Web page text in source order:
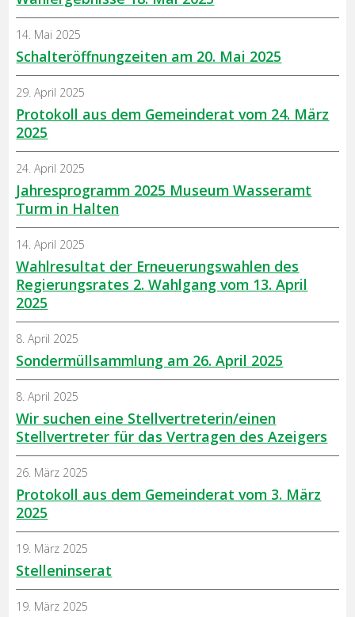
Schalteröffnungzeiten am 20. Mai 2025
14. Mai 2025
Protokoll aus dem Gemeinderat vom 24. März
2025
29. April 2025
Jahresprogramm 2025 Museum Wasseramt
Turm in Halten
24. April 2025
Wahlresultat der Erneuerungswahlen des
Regierungsrates 2. Wahlgang vom 13. April
2025
14. April 2025
Sondermüllsammlung am 26. April 2025
8. April 2025
Wir suchen eine Stellvertreterin/einen
Stellvertreter für das Vertragen des Azeigers
8. April 2025
Protokoll aus dem Gemeinderat vom 3. März
2025
26. März 2025
Stelleninserat
19. März 2025
19. März 2025